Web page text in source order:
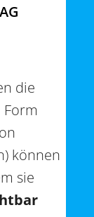
die
können
sie